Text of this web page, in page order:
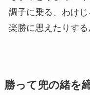
調子に乗る、わけ
楽勝に思えたりする
勝って兜の緒を